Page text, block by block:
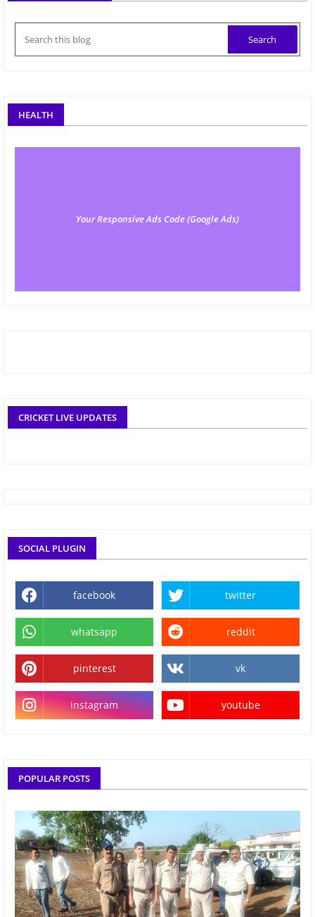
HEALTH
Your Responsive Ads Code (Google Ads)
CRICKET LIVE UPDATES
SOCIAL PLUGIN
facebook twitter
whatsapp reddit
pinterest vk
instagram youtube
POPULAR POSTS